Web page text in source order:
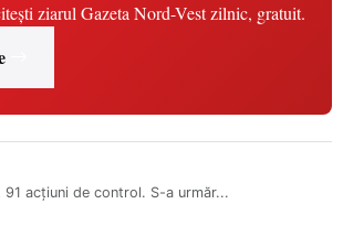
ziarul Gazeta Nord-Vest zilnic, gratuit.
91 acțiuni de control. S-a urmăr...